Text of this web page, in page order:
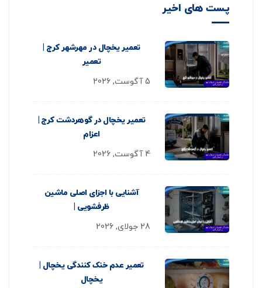
پست های اخیر
تعمیر یخچال در مهرشهر کرج |
تعمیر
5 آگوست, 2026
تعمیر یخچال در گوهردشت کرج |
اعزام
4 آگوست, 2026
آشنایی با اجزای اصلی ماشین
ظرفشویی |
28 جولای, 2026
تعمیر عدم خنک کنندگی یخچال |
یخچال